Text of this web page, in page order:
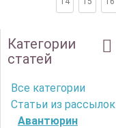
Категории
статей
Все категории
Статьи из рассылок
Авантюрин